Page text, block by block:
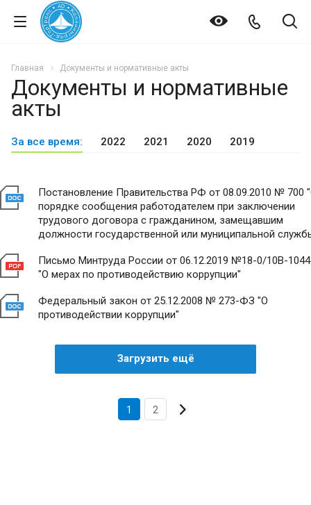
Главная Документы и нормативные акты
Документы и нормативные
акты
За все время: 2022 2021 2020 2019
Постановление Правительства РФ от 08.09.2010 № 700
порядке сообщения работодателем при заключении
трудового договора с гражданином, замещавшим
должности государственной или муниципальной
Письмо Минтруда России от 06.12.2019 №18-0/10В-
"О мерах по противодействию коррупции"
Федеральный закон от 25.12.2008 № 273-ФЗ "О
противодействии коррупции"
Загрузить ещё
1 2